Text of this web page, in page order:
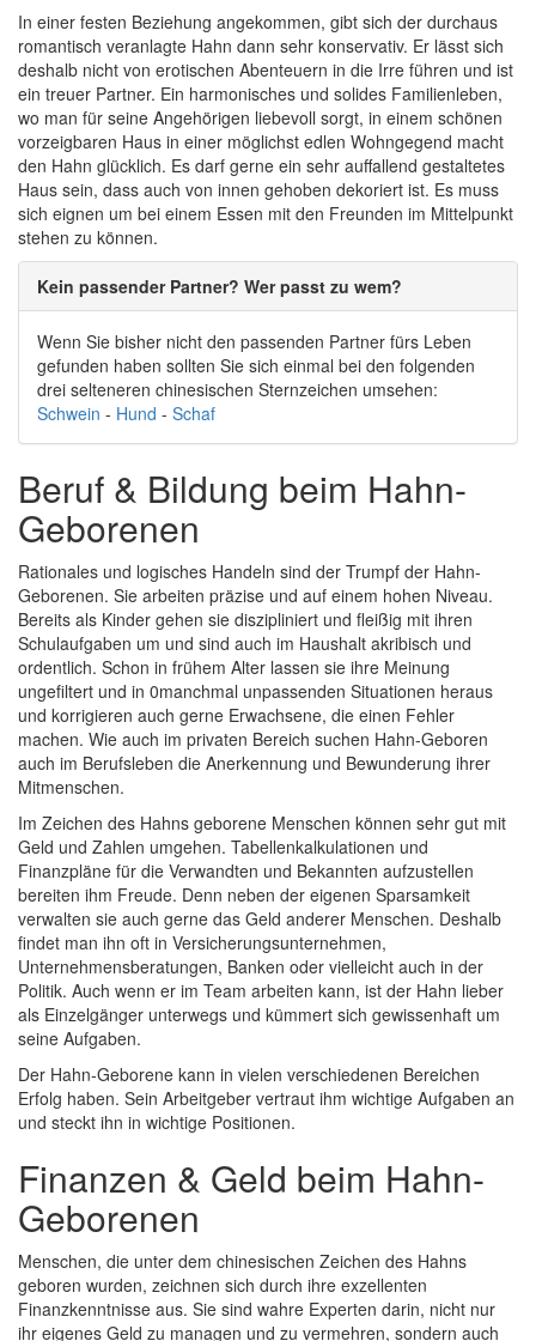
In einer festen Beziehung angekommen, gibt sich der durchaus
romantisch veranlagte Hahn dann sehr konservativ. Er lässt sich
deshalb nicht von erotischen Abenteuern in die Irre führen und ist
ein treuer Partner. Ein harmonisches und solides Familienleben,
wo man für seine Angehörigen liebevoll sorgt, in einem schönen
vorzeigbaren Haus in einer möglichst edlen Wohngegend macht
den Hahn glücklich. Es darf gerne ein sehr auffallend gestaltetes
Haus sein, dass auch von innen gehoben dekoriert ist. Es muss
sich eignen um bei einem Essen mit den Freunden im Mittelpunkt
stehen zu können.
Kein passender Partner? Wer passt zu wem?
Wenn Sie bisher nicht den passenden Partner fürs Leben
gefunden haben sollten Sie sich einmal bei den folgenden
drei selteneren chinesischen Sternzeichen umsehen:
Schwein - Hund - Schaf
Beruf & Bildung beim Hahn-
Geborenen
Rationales und logisches Handeln sind der Trumpf der Hahn-
Geborenen. Sie arbeiten präzise und auf einem hohen Niveau.
Bereits als Kinder gehen sie diszipliniert und fleißig mit ihren
Schulaufgaben um und sind auch im Haushalt akribisch und
ordentlich. Schon in frühem Alter lassen sie ihre Meinung
ungefiltert und in 0manchmal unpassenden Situationen heraus
und korrigieren auch gerne Erwachsene, die einen Fehler
machen. Wie auch im privaten Bereich suchen Hahn-Geboren
auch im Berufsleben die Anerkennung und Bewunderung ihrer
Mitmenschen.
Im Zeichen des Hahns geborene Menschen können sehr gut mit
Geld und Zahlen umgehen. Tabellenkalkulationen und
Finanzpläne für die Verwandten und Bekannten aufzustellen
bereiten ihm Freude. Denn neben der eigenen Sparsamkeit
verwalten sie auch gerne das Geld anderer Menschen. Deshalb
findet man ihn oft in Versicherungsunternehmen,
Unternehmensberatungen, Banken oder vielleicht auch in der
Politik. Auch wenn er im Team arbeiten kann, ist der Hahn lieber
als Einzelgänger unterwegs und kümmert sich gewissenhaft um
seine Aufgaben.
Der Hahn-Geborene kann in vielen verschiedenen Bereichen
Erfolg haben. Sein Arbeitgeber vertraut ihm wichtige Aufgaben an
und steckt ihn in wichtige Positionen.
Finanzen & Geld beim Hahn-
Geborenen
Menschen, die unter dem chinesischen Zeichen des Hahns
geboren wurden, zeichnen sich durch ihre exzellenten
Finanzkenntnisse aus. Sie sind wahre Experten darin, nicht nur
ihr eigenes Geld zu managen und zu vermehren, sondern auch